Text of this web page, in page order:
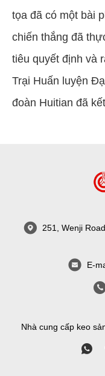
tọa đã có một bài
chiến thắng đã
tiêu quyết định và
Trại Huấn luyện
đoàn Huitian đã
251, Wenji
E-
Nhà cung cấp keo